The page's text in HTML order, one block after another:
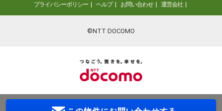
プライバシーポリシー ヘルプ お問い合わせ 運営会社
©NTT DOCOMO